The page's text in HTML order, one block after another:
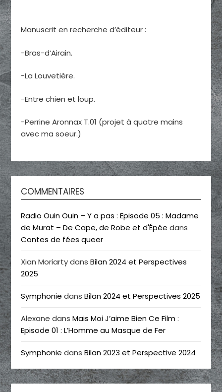
Manuscrit en recherche d’éditeur :
-Bras-d’Airain.
-La Louvetière.
-Entre chien et loup.
-Perrine Aronnax T.01 (projet à quatre mains
avec ma soeur.)
COMMENTAIRES
Radio Ouin Ouin – Y a pas : Episode 05 : Madame
de Murat – De Cape, de Robe et d'Épée dans
Contes de fées queer
Xian MoriartydansBilan 2024 et Perspectives
2025
Symphonie dansBilan 2024 et Perspectives 2025
Alexane dansMais Moi J’aime Bien Ce Film :
Episode 01 : L’Homme au Masque de Fer
Symphonie dansBilan 2023 et Perspective 2024